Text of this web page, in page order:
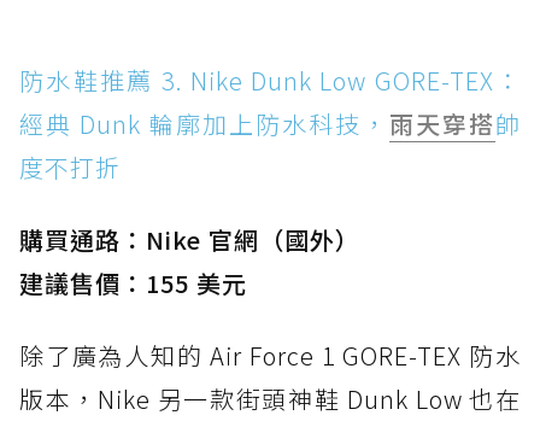
防水鞋推薦 3. Nike Dunk Low GORE-TEX：
經典 Dunk 輪廓加上防水科技， 雨天穿搭帥
度不打折
購買通路：Nike 官網（國外）
建議售價：155 美元
除了廣為人知的 Air Force 1 GORE-TEX 防水
版本，Nike 另一款街頭神鞋 Dunk Low 也在